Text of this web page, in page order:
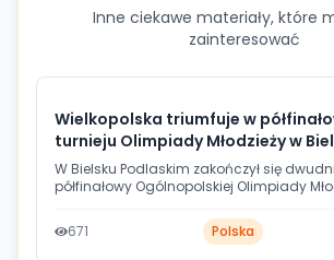
Inne ciekawe materiały, które
zainteresować
Wielkopolska triumfuje w
turnieju Olimpiady Młodzieży w
Podlaskim
W Bielsku Podlaskim zakończył się
półfinałowy Ogólnopolskiej Olimpiady
która wraz z drużyną Warmińsko-
awansowała do finału. Gospodarze
671 Polska